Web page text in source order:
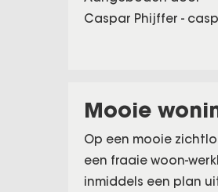
Caspar Phijffer -
Mooie
Op een mooie
een fraaie woon-
inmiddels een plan